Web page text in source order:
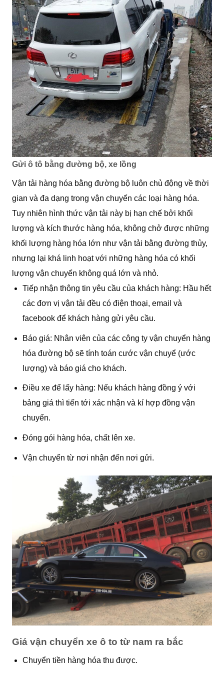
Gửi ô tô bằng đường bộ, xe lồng
Vận tải hàng hóa bằng đường bộ luôn chủ động về thời
gian và đa dạng trong vận chuyển các loại hàng hóa.
Tuy nhiên hình thức vận tải này bị hạn chế bởi khối
lượng và kích thước hàng hóa, không chở được những
khối lượng hàng hóa lớn như vận tải bằng đường thủy,
nhưng lại khá linh hoạt với những hàng hóa có khối
lượng vận chuyển không quá lớn và nhỏ.
Tiếp nhận thông tin yêu cầu của khách hàng: Hầu hết
các đơn vị vận tải đều có điện thoại, email và
facebook để khách hàng gửi yêu cầu.
Báo giá: Nhân viên của các công ty vận chuyển hàng
hóa đường bộ sẽ tính toán cước vận chuyể (ước
lượng) và báo giá cho khách.
Điều xe để lấy hàng: Nếu khách hàng đồng ý với
bảng giá thì tiến tới xác nhận và kí hợp đồng vận
chuyển.
Đóng gói hàng hóa, chất lên xe.
Vận chuyển từ nơi nhận đến nơi gửi.
Giá vận chuyển xe ô to từ nam ra bắc
Chuyển tiền hàng hóa thu được.